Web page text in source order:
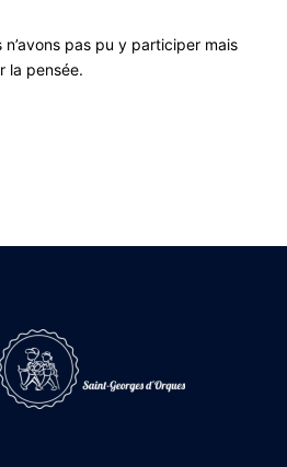
pas pu y participer mais
la pensée.